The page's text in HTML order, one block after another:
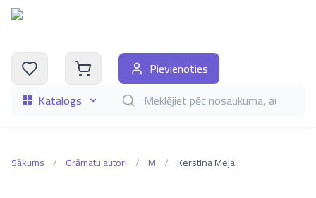
Katalogs Meklēt grāmatas pēc nosaukuma, autora,
Pievienoties
Sākums / Grāmatu autori / M / Kerstina Meja